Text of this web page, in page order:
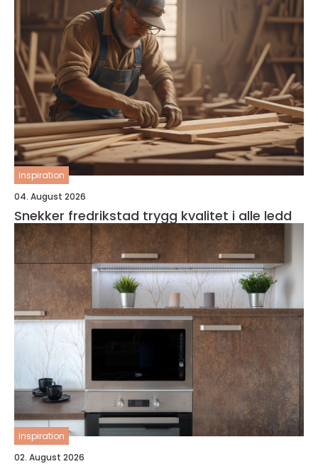
inspiration
04. August 2026
Snekker fredrikstad trygg kvalitet i alle ledd
inspiration
02. August 2026